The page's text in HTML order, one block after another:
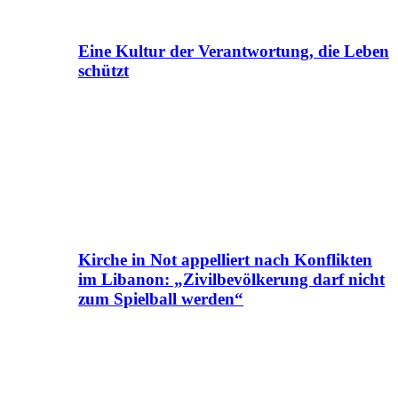
Eine Kultur der Verantwortung, die Leben
schützt
Kirche in Not appelliert nach Konflikten
im Libanon: „Zivilbevölkerung darf nicht
zum Spielball werden“